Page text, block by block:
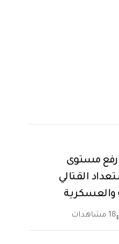
رفع مستوى
القتالي
والعسكرية
18 مشاهدات